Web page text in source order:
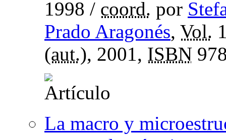
1998 / coord. por
Prado Aragonés, Vol.
(aut.), 2001, ISBN
La macro y